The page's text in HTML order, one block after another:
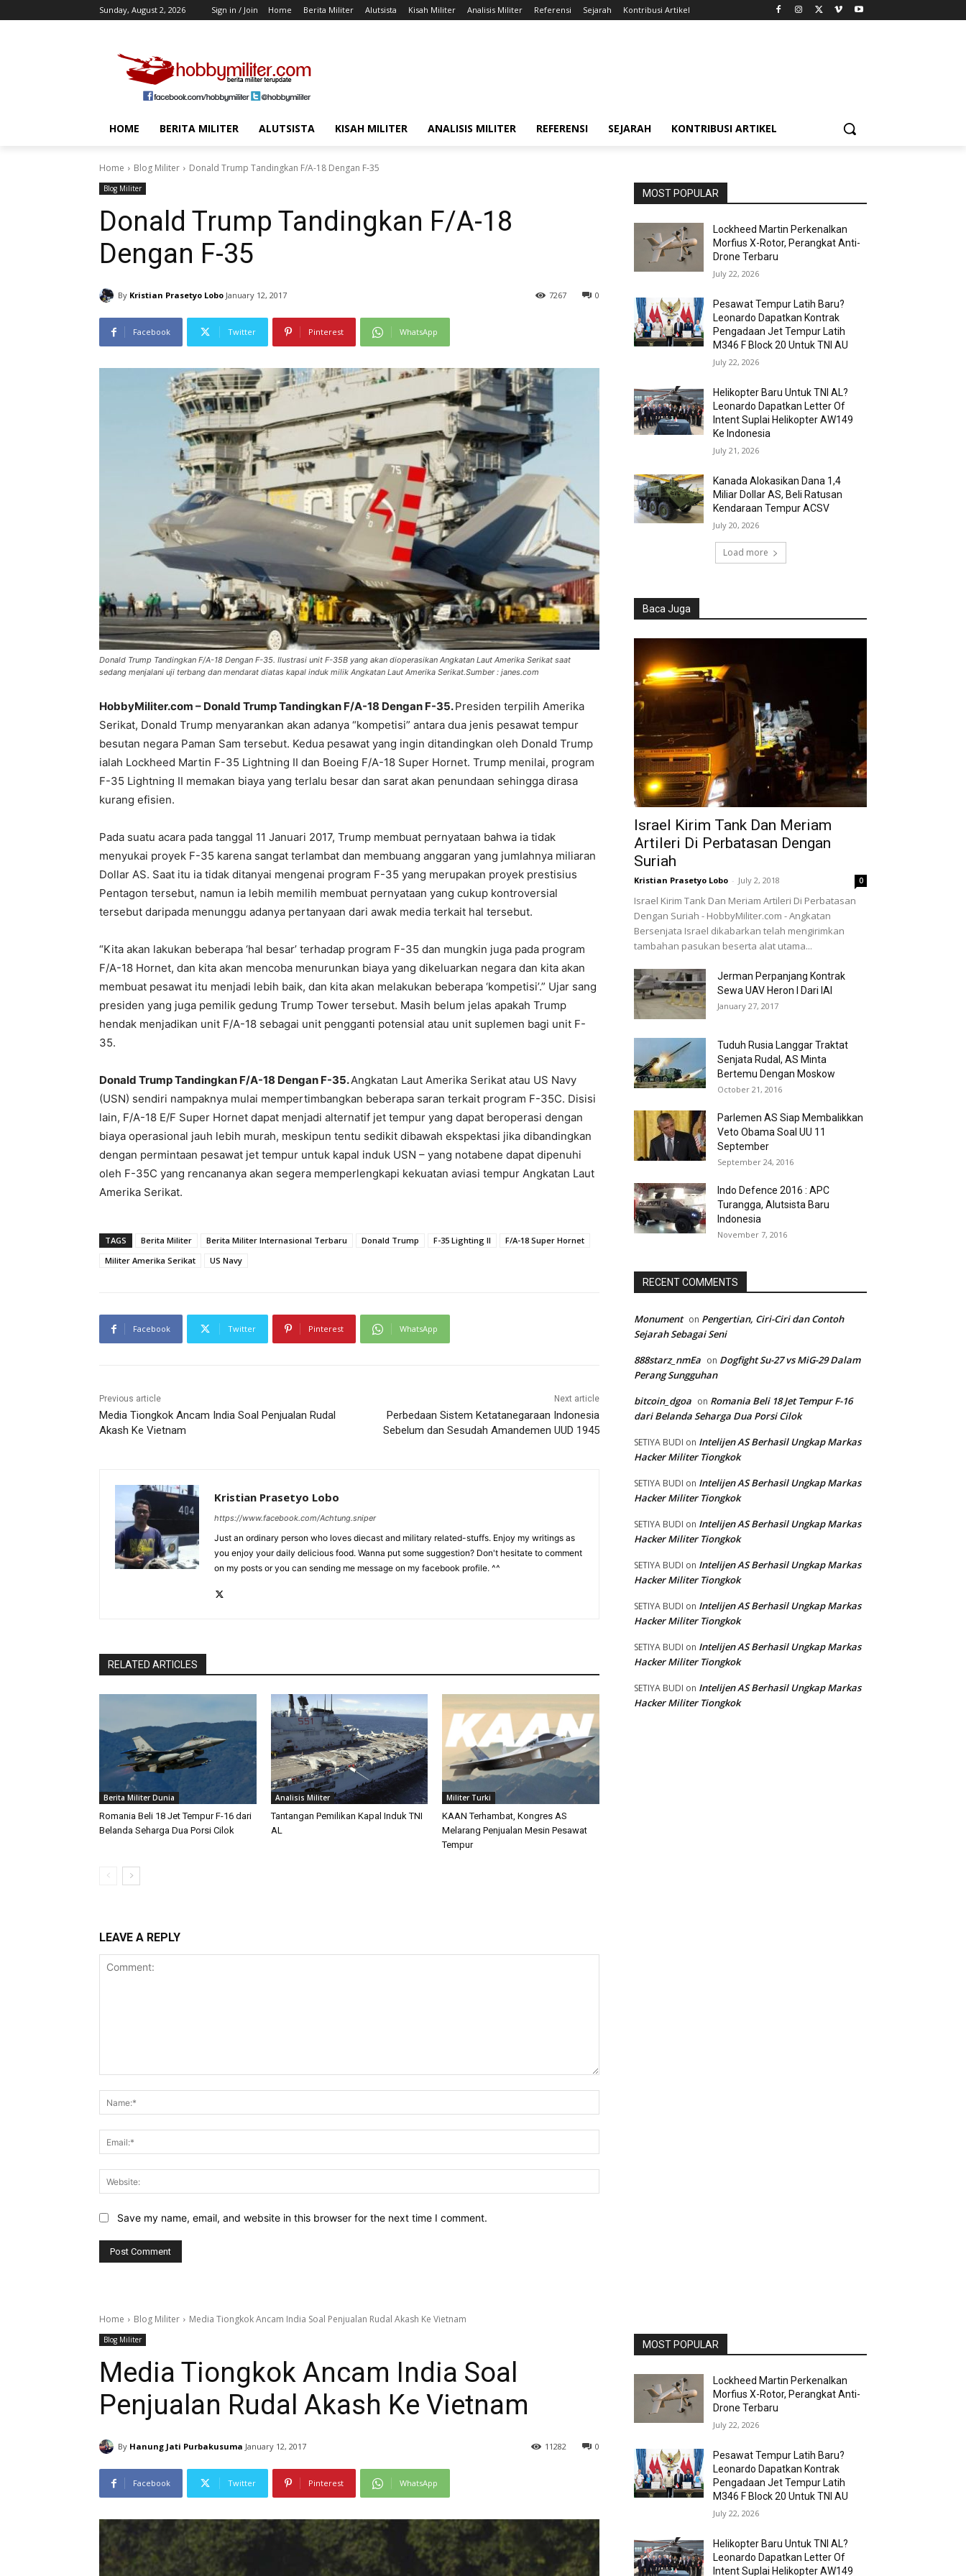
Sunday, August 2, 2026 Sign in / Join Home Berita Militer Alutsista Kisah Militer Analisis Militer Referensi Sejarah Kontribusi Artikel
HOME BERITA MILITER ALUTSISTA KISAH MILITER ANALISIS MILITER REFERENSI SEJARAH KONTRIBUSI ARTIKEL
Home Blog Militer Donald Trump Tandingkan F/A-18 Dengan F-35
Blog Militer
Donald Trump Tandingkan F/A-18
Dengan F-35
By Kristian Prasetyo Lobo January 12, 2017 0
7267
Facebook Twitter Pinterest WhatsApp
Donald Trump Tandingkan F/A-18 Dengan F-35. Ilustrasi unit F-35B yang akan dioperasikan Angkatan Laut Amerika Serikat saat
sedang menjalani uji terbang dan mendarat diatas kapal induk milik Angkatan Laut Amerika Serikat.Sumber : janes.com
HobbyMiliter.com – Donald Trump Tandingkan F/A-18 Dengan F-35.Presiden terpilih Amerika
Serikat, Donald Trump menyarankan akan adanya “kompetisi” antara dua jenis pesawat tempur
besutan negara Paman Sam tersebut. Kedua pesawat yang ingin ditandingkan oleh Donald Trump
ialah Lockheed Martin F-35 Lightning II dan Boeing F/A-18 Super Hornet. Trump menilai, program
F-35 Lightning II memakan biaya yang terlalu besar dan sarat akan penundaan sehingga dirasa
kurang efisien.
Pada suatu acara pada tanggal 11 Januari 2017, Trump membuat pernyataan bahwa ia tidak
menyukai proyek F-35 karena sangat terlambat dan membuang anggaran yang jumlahnya miliaran
Dollar AS. Saat itu ia tidak ditanyai mengenai program F-35 yang merupakan proyek prestisius
Pentagon tersebut, namun ia lebih memilih membuat pernyataan yang cukup kontroversial
tersebut daripada menunggu adanya pertanyaan dari awak media terkait hal tersebut.
“Kita akan lakukan beberapa ‘hal besar’ terhadap program F-35 dan mungkin juga pada program
F/A-18 Hornet, dan kita akan mencoba menurunkan biaya yang dikeluarkan negara dan kita akan
membuat pesawat itu menjadi lebih baik, dan kita akan melakukan beberapa ‘kompetisi’.” Ujar sang
presiden yang juga pemilik gedung Trump Tower tersebut. Masih belum jelas apakah Trump
hendak menjadikan unit F/A-18 sebagai unit pengganti potensial atau unit suplemen bagi unit F-
35.
Donald Trump Tandingkan F/A-18 Dengan F-35.Angkatan Laut Amerika Serikat atau US Navy
(USN) sendiri nampaknya mulai mempertimbangkan beberapa saran terkait program F-35C. Disisi
lain, F/A-18 E/F Super Hornet dapat menjadi alternatif jet tempur yang dapat beroperasi dengan
biaya operasional jauh lebih murah, meskipun tentu sedikit dibawah ekspektasi jika dibandingkan
dengan permintaan pesawat jet tempur untuk kapal induk USN – yang notabene dapat dipenuhi
oleh F-35C yang rencananya akan segera memperlengkapi kekuatan aviasi tempur Angkatan Laut
Amerika Serikat.
TAGS Berita Militer Berita Militer Internasional Terbaru Donald Trump F-35 Lighting II
F/A-18 Super Hornet
Militer Amerika Serikat
US Navy
Facebook Twitter Pinterest WhatsApp
Previous article
Media Tiongkok Ancam India Soal Penjualan Rudal
Akash Ke Vietnam
Next article
Perbedaan Sistem Ketatanegaraan Indonesia
Sebelum dan Sesudah Amandemen UUD 1945
Kristian Prasetyo Lobo
https://www.facebook.com/Achtung.sniper
Just an ordinary person who loves diecast and military related-stuffs. Enjoy my writings as
you enjoy your daily delicious food. Wanna put some suggestion? Don't hesitate to comment
on my posts or you can sending me message on my facebook profile. ^^
RELATED ARTICLES
Berita Militer Dunia
Romania Beli 18 Jet Tempur F-16 dari
Belanda Seharga Dua Porsi Cilok
Analisis Militer
Tantangan Pemilikan Kapal Induk TNI
AL
Militer Turki
KAAN Terhambat, Kongres AS
Melarang Penjualan Mesin Pesawat
Tempur
LEAVE A REPLY
Save my name, email, and website in this browser for the next time I comment.
MOST POPULAR
Lockheed Martin Perkenalkan
Morfius X-Rotor, Perangkat Anti-
Drone Terbaru
July 22, 2026
Pesawat Tempur Latih Baru?
Leonardo Dapatkan Kontrak
Pengadaan Jet Tempur Latih
M346 F Block 20 Untuk TNI AU
July 22, 2026
Helikopter Baru Untuk TNI AL?
Leonardo Dapatkan Letter Of
Intent Suplai Helikopter AW149
Ke Indonesia
July 21, 2026
Kanada Alokasikan Dana 1,4
Miliar Dollar AS, Beli Ratusan
Kendaraan Tempur ACSV
July 20, 2026
Load more
Baca Juga
Israel Kirim Tank Dan Meriam
Artileri Di Perbatasan Dengan
Suriah
Kristian Prasetyo Lobo - July 2, 2018 0
Israel Kirim Tank Dan Meriam Artileri Di Perbatasan
Dengan Suriah - HobbyMiliter.com - Angkatan
Bersenjata Israel dikabarkan telah mengirimkan
tambahan pasukan beserta alat utama...
Jerman Perpanjang Kontrak
Sewa UAV Heron I Dari IAI
January 27, 2017
Tuduh Rusia Langgar Traktat
Senjata Rudal, AS Minta
Bertemu Dengan Moskow
October 21, 2016
Parlemen AS Siap Membalikkan
Veto Obama Soal UU 11
September
September 24, 2016
Indo Defence 2016 : APC
Turangga, Alutsista Baru
Indonesia
November 7, 2016
RECENT COMMENTS
Monument on Pengertian, Ciri-Ciri dan Contoh
Sejarah Sebagai Seni
888starz_nmEa on Dogfight Su-27 vs MiG-29 Dalam
Perang Sungguhan
bitcoin_dgoa on Romania Beli 18 Jet Tempur F-16
dari Belanda Seharga Dua Porsi Cilok
SETIYA BUDI on Intelijen AS Berhasil Ungkap Markas
Hacker Militer Tiongkok
SETIYA BUDI on Intelijen AS Berhasil Ungkap Markas
Hacker Militer Tiongkok
SETIYA BUDI on Intelijen AS Berhasil Ungkap Markas
Hacker Militer Tiongkok
SETIYA BUDI on Intelijen AS Berhasil Ungkap Markas
Hacker Militer Tiongkok
SETIYA BUDI on Intelijen AS Berhasil Ungkap Markas
Hacker Militer Tiongkok
SETIYA BUDI on Intelijen AS Berhasil Ungkap Markas
Hacker Militer Tiongkok
SETIYA BUDI on Intelijen AS Berhasil Ungkap Markas
Hacker Militer Tiongkok